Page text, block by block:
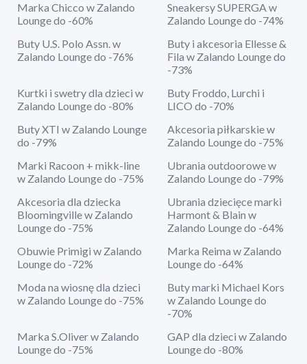
Marka Chicco w Zalando
Lounge do -60%
Sneakersy SUPERGA w
Zalando Lounge do -74%
Buty U.S. Polo Assn. w
Zalando Lounge do -76%
Buty i akcesoria Ellesse &
Fila w Zalando Lounge do
-73%
Kurtki i swetry dla dzieci w
Zalando Lounge do -80%
Buty Froddo, Lurchi i
LICO do -70%
Buty XTI w Zalando Lounge
do -79%
Akcesoria piłkarskie w
Zalando Lounge do -75%
Marki Racoon + mikk-line
w Zalando Lounge do -75%
Ubrania outdoorowe w
Zalando Lounge do -79%
Akcesoria dla dziecka
Bloomingville w Zalando
Lounge do -75%
Ubrania dziecięce marki
Harmont & Blain w
Zalando Lounge do -64%
Obuwie Primigi w Zalando
Lounge do -72%
Marka Reima w Zalando
Lounge do -64%
Moda na wiosnę dla dzieci
w Zalando Lounge do -75%
Buty marki Michael Kors
w Zalando Lounge do
-70%
Marka S.Oliver w Zalando
Lounge do -75%
GAP dla dzieci w Zalando
Lounge do -80%